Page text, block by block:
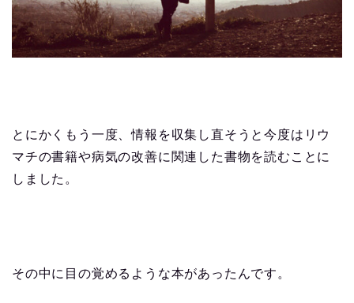
とにかくもう一度、情報を収集し直そうと今度はリウ
マチの書籍や病気の改善に関連した書物を読むことに
しました。
その中に目の覚めるような本があったんです。